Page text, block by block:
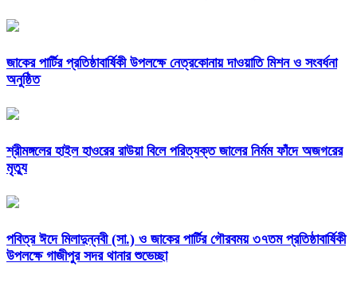
জাকের পার্টির প্রতিষ্ঠাবার্ষিকী উপলক্ষে নেত্রকোনায় দাওয়াতি মিশন ও সংবর্ধনা
অনুষ্ঠিত
শ্রীমঙ্গলের হাইল হাওরের রাউয়া বিলে পরিত্যক্ত জালের নির্মম ফাঁদে অজগরের
মৃত্যু
পবিত্র ঈদে মিলাদুন্নবী (সা.) ও জাকের পার্টির গৌরবময় ৩৭তম প্রতিষ্ঠাবার্ষিকী
উপলক্ষে গাজীপুর সদর থানার শুভেচ্ছা